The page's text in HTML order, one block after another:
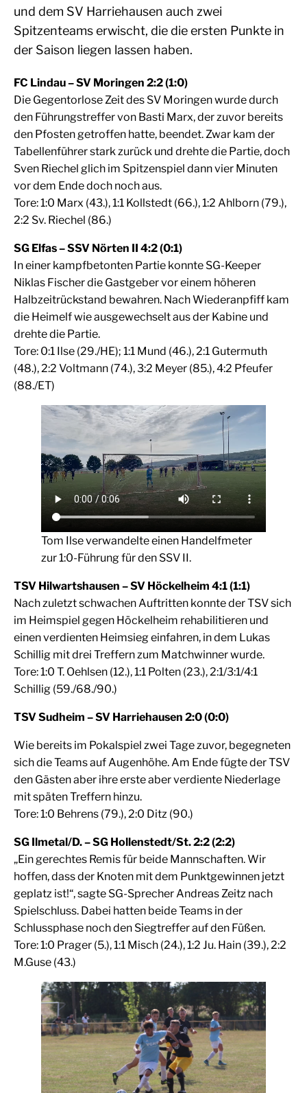
und dem SV Harriehausen auch zwei
Spitzenteams erwischt, die die ersten Punkte in
der Saison liegen lassen haben.
FC Lindau – SV Moringen 2:2 (1:0)
Die Gegentorlose Zeit des SV Moringen wurde durch
den Führungstreffer von Basti Marx, der zuvor bereits
den Pfosten getroffen hatte, beendet. Zwar kam der
Tabellenführer stark zurück und drehte die Partie, doch
Sven Riechel glich im Spitzenspiel dann vier Minuten
vor dem Ende doch noch aus.
Tore: 1:0 Marx (43.), 1:1 Kollstedt (66.), 1:2 Ahlborn (79.),
2:2 Sv. Riechel (86.)
SG Elfas – SSV Nörten II 4:2 (0:1)
In einer kampfbetonten Partie konnte SG-Keeper
Niklas Fischer die Gastgeber vor einem höheren
Halbzeitrückstand bewahren. Nach Wiederanpfiff kam
die Heimelf wie ausgewechselt aus der Kabine und
drehte die Partie.
Tore: 0:1 Ilse (29./HE); 1:1 Mund (46.), 2:1 Gutermuth
(48.), 2:2 Voltmann (74.), 3:2 Meyer (85.), 4:2 Pfeufer
(88./ET)
Tom Ilse verwandelte einen Handelfmeter
zur 1:0-Führung für den SSV II.
TSV Hilwartshausen – SV Höckelheim 4:1 (1:1)
Nach zuletzt schwachen Auftritten konnte der TSV sich
im Heimspiel gegen Höckelheim rehabilitieren und
einen verdienten Heimsieg einfahren, in dem Lukas
Schillig mit drei Treffern zum Matchwinner wurde.
Tore: 1:0 T. Oehlsen (12.), 1:1 Polten (23.), 2:1/3:1/4:1
Schillig (59./68./90.)
TSV Sudheim – SV Harriehausen 2:0 (0:0)
Wie bereits im Pokalspiel zwei Tage zuvor, begegneten
sich die Teams auf Augenhöhe. Am Ende fügte der TSV
den Gästen aber ihre erste aber verdiente Niederlage
mit späten Treffern hinzu.
Tore: 1:0 Behrens (79.), 2:0 Ditz (90.)
SG Ilmetal/D. – SG Hollenstedt/St. 2:2 (2:2)
„Ein gerechtes Remis für beide Mannschaften. Wir
hoffen, dass der Knoten mit dem Punktgewinnen jetzt
geplatz ist!“, sagte SG-Sprecher Andreas Zeitz nach
Spielschluss. Dabei hatten beide Teams in der
Schlussphase noch den Siegtreffer auf den Füßen.
Tore: 1:0 Prager (5.), 1:1 Misch (24.), 1:2 Ju. Hain (39.), 2:2
M.Guse (43.)